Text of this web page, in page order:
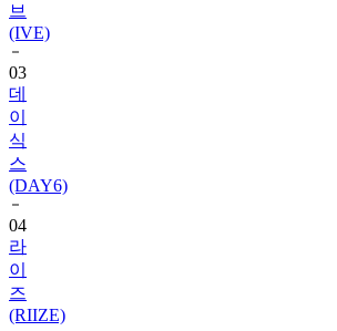
브
(IVE)
03
데
이
식
스
(DAY6)
04
라
이
즈
(RIIZE)